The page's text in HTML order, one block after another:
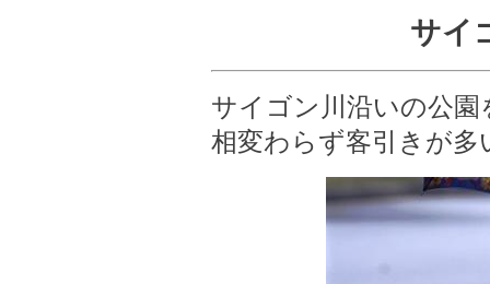
サイ
サイゴン川沿いの公
相変わらず客引きが多